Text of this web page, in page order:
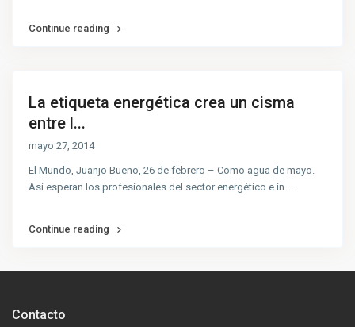
Continue reading
La etiqueta energética crea un cisma
entre l...
mayo 27, 2014
El Mundo, Juanjo Bueno, 26 de febrero – Como agua de mayo.
Así esperan los profesionales del sector energético e in ...
Continue reading
Contacto